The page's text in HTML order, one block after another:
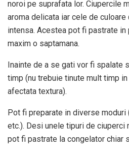
noroi pe suprafata lor. Ciupercile
aroma delicata iar cele de
intensa. Acestea pot fi pastrate
maxim o saptamana.
Inainte de a se gati vor fi spalate
timp (nu trebuie tinute mult timp in
afectata textura).
Pot fi preparate in diverse
etc.). Desi unele tipuri de ciuperci
pot fi pastrate la congelator chiar